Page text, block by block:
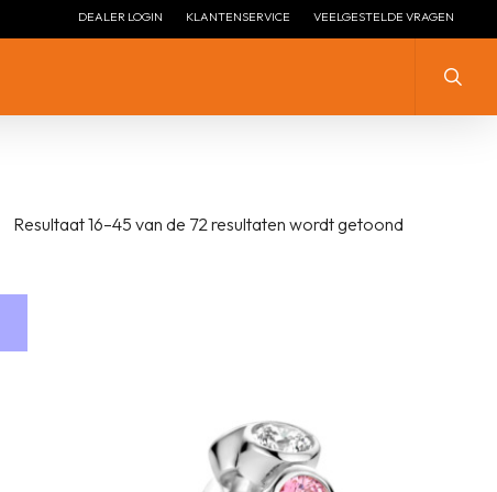
DEALER LOGIN KLANTENSERVICE VEELGESTELDE VRAGEN
Resultaat 16–45 van de 72 resultaten wordt getoond